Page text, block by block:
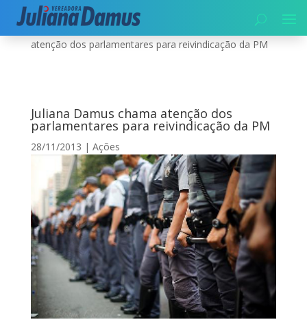
Início|Segurança|Ações
Juliana Damus chama
atenção dos parlamentares para reivindicação da PM
Juliana Damus chama atenção dos
parlamentares para reivindicação da PM
28/11/2013 | Ações